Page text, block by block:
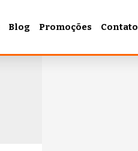
Blog Promoções Contato